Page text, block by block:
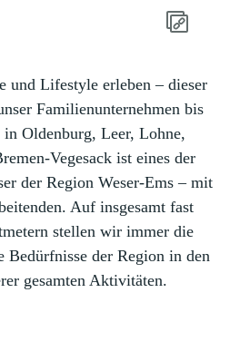
und Lifestyle erleben – dieser
Familienunternehmen bis
Oldenburg, Leer, Lohne,
Vegesack ist eines der
der Region Weser-Ems – mit
Auf insgesamt fast
stellen wir immer die
Bedürfnisse der Region in den
gesamten Aktivitäten.